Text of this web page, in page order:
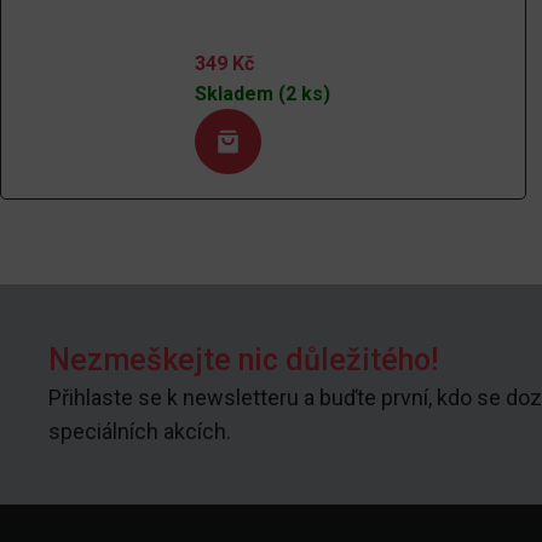
349 Kč
Skladem (2 ks)
Nezmeškejte nic důležitého!
Přihlaste se k newsletteru a buďte první, kdo se
speciálních akcích.